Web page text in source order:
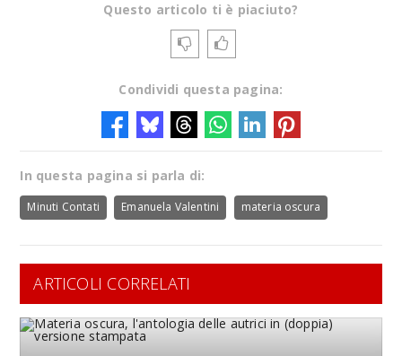
Questo articolo ti è piaciuto?
Condividi questa pagina:
In questa pagina si parla di:
Minuti Contati Emanuela Valentini materia oscura
ARTICOLI CORRELATI